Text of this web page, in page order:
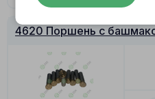
4620 Поршень с